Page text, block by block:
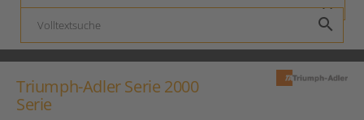
keyboard_arrow_down
search
Triumph-Adler Serie 2000
Serie